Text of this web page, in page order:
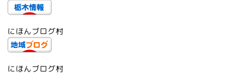
にほんブログ村
にほんブログ村